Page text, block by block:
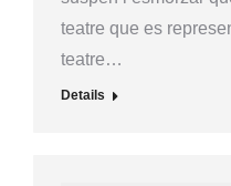
teatre que es
teatre…
Details